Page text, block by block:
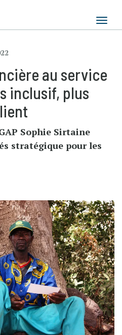
au service
inclusif, plus
Sophie Sirtaine
stratégique pour les